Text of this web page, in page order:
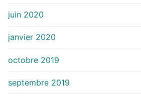
juin 2020
janvier 2020
octobre 2019
septembre 2019